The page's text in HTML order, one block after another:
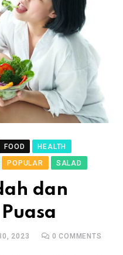
FOOD
HEALTH
POPULAR SALAD
dan
2023 0 COMMENTS